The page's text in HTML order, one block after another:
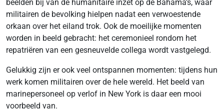
beelden bij van de humanitaire inzet op de Bahama’s, waar
militairen de bevolking hielpen nadat een verwoestende
orkaan over het eiland trok. Ook de moeilijke momenten
worden in beeld gebracht: het ceremonieel rondom het
repatriëren van een gesneuvelde collega wordt vastgelegd.
Gelukkig zijn er ook veel ontspannen momenten: tijdens hun
werk komen militairen over de hele wereld. Het beeld van
marinepersoneel op verlof in New York is daar een mooi
voorbeeld van.